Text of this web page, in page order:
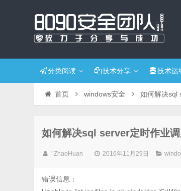
分类阅读 技术分享 技术运
首页 windows安全 如何解决sql
如何解决sql server定时作业
' ZhaoHuan 2016年11月29日
错误信息：